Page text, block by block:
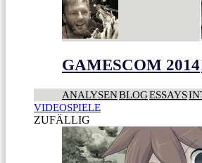
GAMESCOM 2014
ANALYSENBLOGESSAYS
VIDEOSPIELE
ZUFÄLLIG